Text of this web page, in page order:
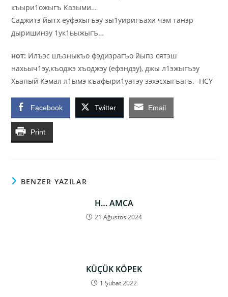
къыри1ожыгъ Казыми…
Саджитэ йытх еуфэхыгъэу зы1уиригъахи чэм танэр
дыришинэу 1ук1ьыжыгъ…
нoт: Илъэс шъэныкъо фэдизрагъо йыпэ сятэш
нахьыч1эу,къоджэ хъоджэу (ефэндэу), джы л1эжыгъэу
Хьапый Кэмал л1ымэ къафыри1уатэу зэхэсхыгъагъ. -HCY
Facebook Twitter Email
Print
BENZER YAZILAR
H… AMCA
21 Ağustos 2024
KÜÇÜK KÖPEK
1 Şubat 2022